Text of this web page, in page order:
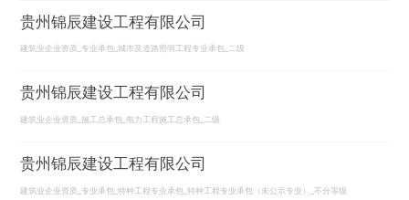
贵州锦辰建设工程有限公司
建筑业企业资质_专业承包_城市及道路照明工程专业承包_二级
贵州锦辰建设工程有限公司
建筑业企业资质_施工总承包_电力工程施工总承包_二级
贵州锦辰建设工程有限公司
建筑业企业资质_专业承包_特种工程专业承包_特种工程专业承包（未公示专业）_不分等级